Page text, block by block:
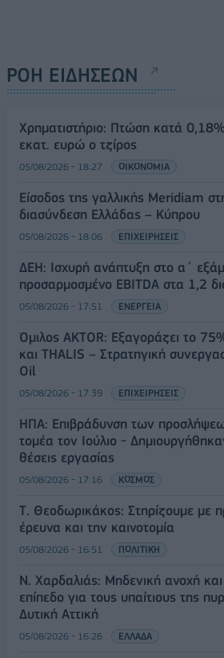
ΡΟΗ ΕΙΔΗΣΕΩΝ
Χρηματιστήριο: Πτώση κατά
εκατ. ευρώ ο τζίρος
05/08/2026 - 18:27 ΟΙΚΟΝΟΜΙΑ
Είσοδος της γαλλικής Meridiam
διασύνδεση Ελλάδας – Κύπρου
05/08/2026 - 18:06 ΕΠΙΧΕΙΡΗΣΕΙΣ
ΔΕΗ: Ισχυρή ανάπτυξη στο α΄
προσαρμοσμένο EBITDA στα 1,2
05/08/2026 - 17:51 ΕΝΕΡΓΕΙΑ
Όμιλος AKTOR: Εξαγοράζει το
και THALIS – Στρατηγική
Oil
05/08/2026 - 17:39 ΕΠΙΧΕΙΡΗΣΕΙΣ
ΗΠΑ: Επιβράδυνση των
τομέα τον Ιούλιο -
θέσεις εργασίας
05/08/2026 - 17:16 ΚΟΣΜΟΣ
Τ. Θεοδωρικάκος: Στηρίζουμε με
έρευνα και την καινοτομία
05/08/2026 - 16:51 ΠΟΛΙΤΙΚΗ
Ν. Χαρδαλιάς: Μηδενική ανοχή
επίπεδο για τους υπαίτιους της
Δυτική Αττική
05/08/2026 - 16:26 ΕΛΛΑΔΑ